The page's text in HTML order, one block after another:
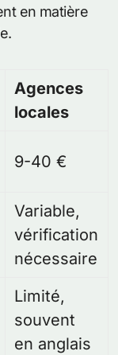
en matière
Agences
locales
9-40 €
Variable,
vérification
nécessaire
Limité,
souvent
en anglais